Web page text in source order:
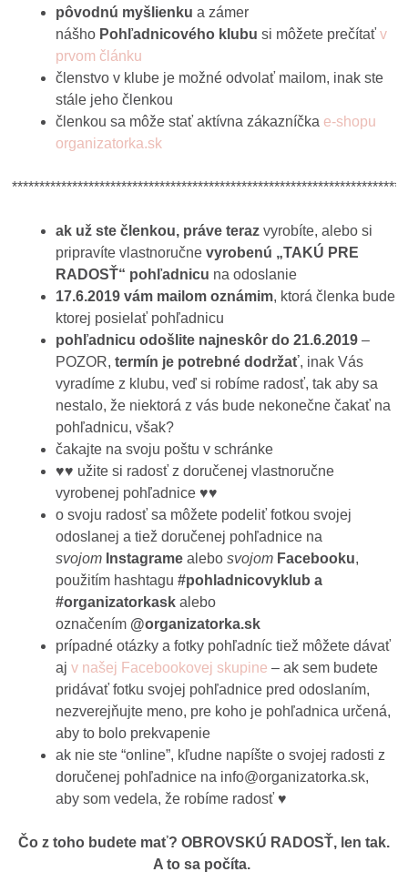
pôvodnú myšlienku a zámer
nášho Pohľadnicového klubu si môžete prečítaťv
prvom článku
členstvo v klube je možné odvolať mailom, inak ste
stále jeho členkou
členkou sa môže stať aktívna zákazníčka e-shopu
organizatorka.sk
************************************************************************
ak už ste členkou, práve teraz vyrobíte, alebo si
pripravíte vlastnoručnevyrobenú „TAKÚ PRE
RADOSŤ“ pohľadnicu na odoslanie
17.6.2019 vám mailom oznámim, ktorá členka bude
ktorej posielať pohľadnicu
pohľadnicu odošlite najneskôr do 21.6.2019 –
POZOR,termín je potrebné dodržať, inak Vás
vyradíme z klubu, veď si robíme radosť, tak aby sa
nestalo, že niektorá z vás bude nekonečne čakať na
pohľadnicu, však?
čakajte na svoju poštu v schránke
♥♥ užite si radosť z doručenej vlastnoručne
vyrobenej pohľadnice ♥♥
o svoju radosť sa môžete podeliť fotkou svojej
odoslanej a tiež doručenej pohľadnice na
svojom Instagrame alebosvojom Facebooku,
použitím hashtagu#pohladnicovyklub a
#organizatorkaskalebo
označením @organizatorka.sk
prípadné otázky a fotky pohľadníc tiež môžete dávať
ajv našej Facebookovej skupine – ak sem budete
pridávať fotku svojej pohľadnice pred odoslaním,
nezverejňujte meno, pre koho je pohľadnica určená,
aby to bolo prekvapenie
ak nie ste “online”, kľudne napíšte o svojej radosti z
doručenej pohľadnice na info@organizatorka.sk,
aby som vedela, že robíme radosť ♥
Čo z toho budete mať? OBROVSKÚ RADOSŤ, len tak.
A to sa počíta.